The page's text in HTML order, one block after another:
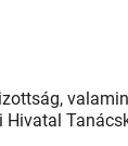
Hivatal